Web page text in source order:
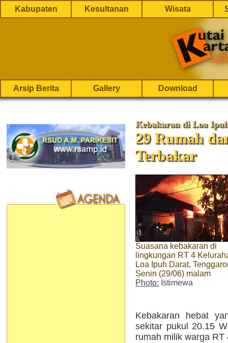
Kabupaten Kesultanan Wisata
Arsip Berita Gallery Download
Kebakaran di Loa
29 Rumah
Terbakar
Suasana kebakaran di
lingkungan RT 4
Loa Ipuh Darat,
Senin (29/06) malam
Photo: Istimewa
Kebakaran hebat
sekitar pukul 20.15
rumah milik warga